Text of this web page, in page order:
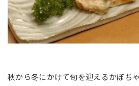
秋から冬にかけて旬を迎えるかぼち